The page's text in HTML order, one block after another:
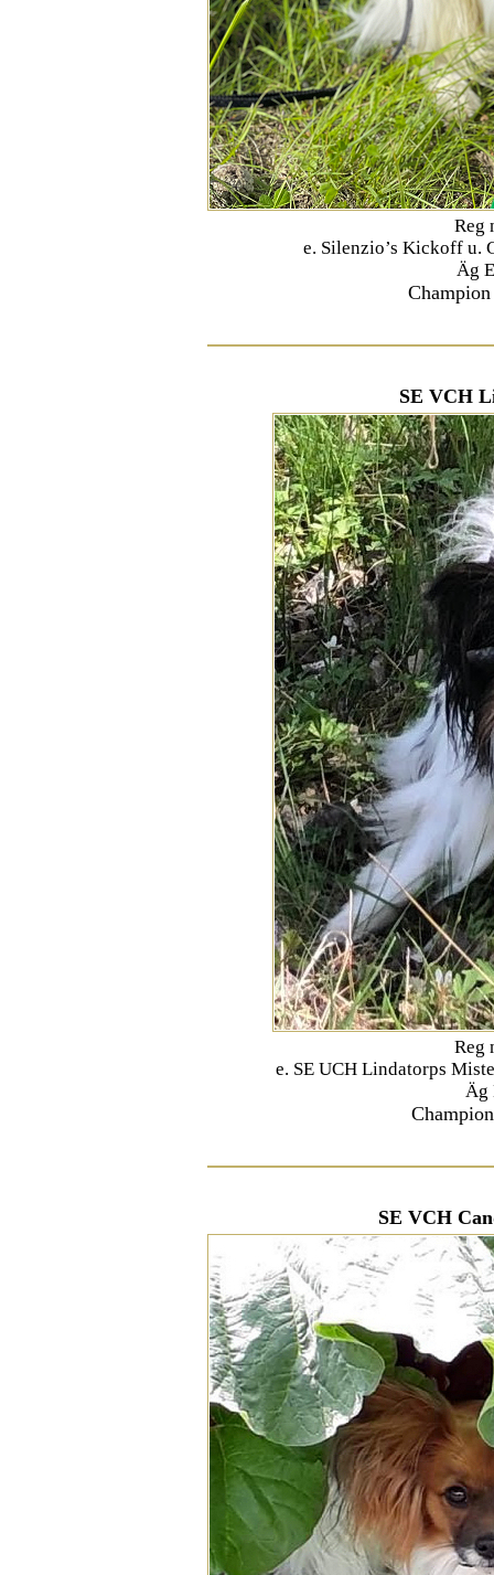
Reg
e. Silenzio’s Kickoff u.
Äg
SE VCH
Reg
e. SE UCH Lindatorps
Äg
SE VCH